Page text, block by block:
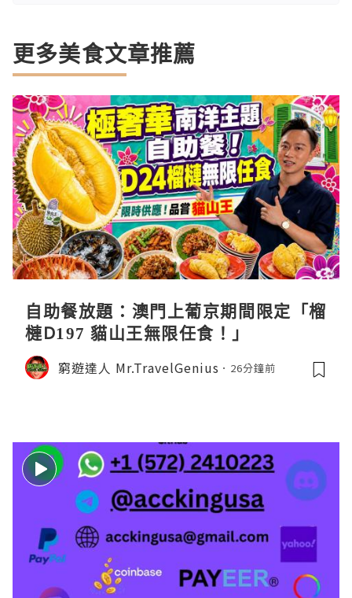
更多美食文章推薦
自助餐放題：澳門上葡京期間限定「榴
槤D197 貓山王無限任食！」
窮遊達人 Mr.TravelGenius 26分鐘前